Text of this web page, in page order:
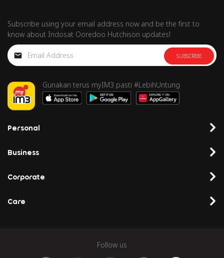
Subscribe using your email address now and be the first to
know about Indosat Ooredoo Hutchison updates!
SUBSCRIBE
Gunakan terus myIM3 pasti #LebihUntung
Personal
Business
Corporate
Care
Follow us